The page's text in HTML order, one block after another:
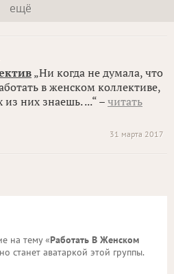
ещё
„Ни когда не думала, что
в женском коллективе,
них знаешь. ...“ – читать
31 марта 2017
на тему «Работать В Женском
станет аватаркой этой группы.